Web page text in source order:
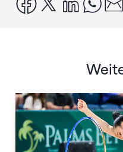
Nächster Halt: